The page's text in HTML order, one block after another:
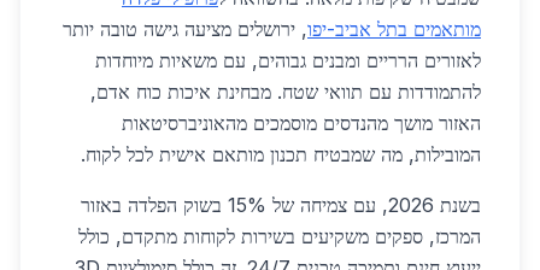
מותאמים בתל אביב-יפו, ירושלים מציעה גישה טובה יותר
לאזורים הרריים ומבנים גבוהים, עם משאיות מיוחדות
להתמודדות עם תוואי שטח. מבחינת איכות כוח אדם,
האזור מושך מהנדסים מוסמכים מהאוניברסיטאות
המובילות, מה שמבטיח תכנון מותאם אישית לכל לקוח.
בשנת 2026, עם צמיחה של 15% בשוק הפלדה באזור
המרכז, ספקים משקיעים בשירות לקוחות מתקדם, כולל